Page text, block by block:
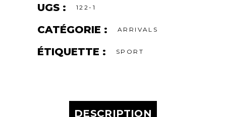
UGS : 122-1
CATÉGORIE : ARRIVALS
ÉTIQUETTE : SPORT
DESCRIPTION